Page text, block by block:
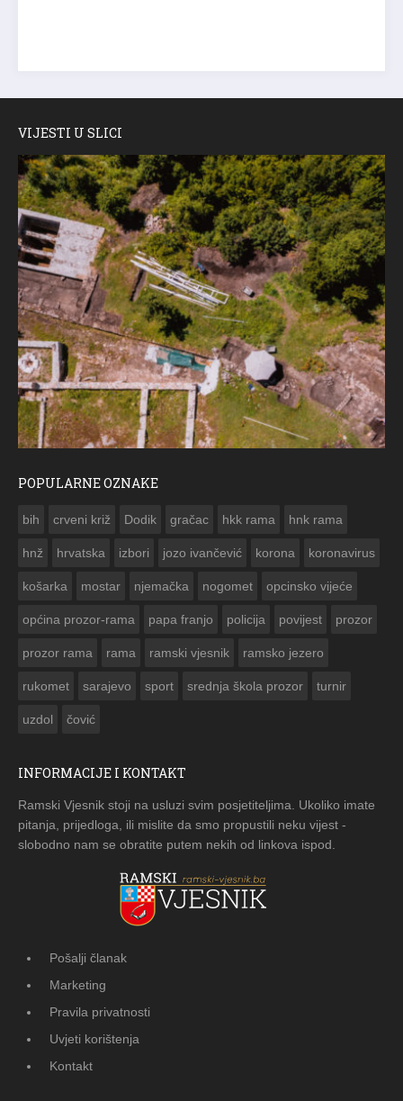
VIJESTI U SLICI
POPULARNE OZNAKE
bih crveni križ Dodik gračac hkk rama hnk rama
hnž hrvatska izbori jozo ivančević korona koronavirus
košarka mostar njemačka nogomet opcinsko vijeće
općina prozor-rama papa franjo policija povijest prozor
prozor rama rama ramski vjesnik ramsko jezero
rukomet sarajevo sport srednja škola prozor turnir
uzdol čović
INFORMACIJE I KONTAKT
Ramski Vjesnik stoji na usluzi svim posjetiteljima. Ukoliko imate
pitanja, prijedloga, ili mislite da smo propustili neku vijest -
slobodno nam se obratite putem nekih od linkova ispod.
Pošalji članak
Marketing
Pravila privatnosti
Uvjeti korištenja
Kontakt